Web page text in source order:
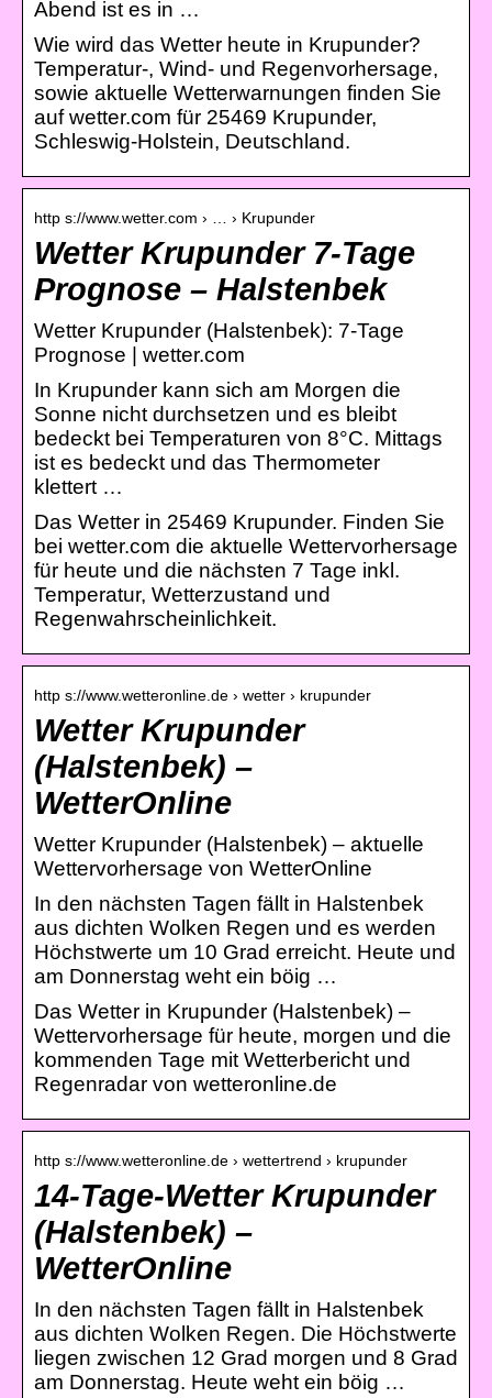
Abend ist es in …
Wie wird das Wetter heute in Krupunder?
Temperatur-, Wind- und Regenvorhersage,
sowie aktuelle Wetterwarnungen finden Sie
auf wetter.com für 25469 Krupunder,
Schleswig-Holstein, Deutschland.
http s://www.wetter.com › … › Krupunder
Wetter Krupunder 7-Tage
Prognose – Halstenbek
Wetter Krupunder (Halstenbek): 7-Tage
Prognose | wetter.com
In Krupunder kann sich am Morgen die
Sonne nicht durchsetzen und es bleibt
bedeckt bei Temperaturen von 8°C. Mittags
ist es bedeckt und das Thermometer
klettert …
Das Wetter in 25469 Krupunder. Finden Sie
bei wetter.com die aktuelle Wettervorhersage
für heute und die nächsten 7 Tage inkl.
Temperatur, Wetterzustand und
Regenwahrscheinlichkeit.
http s://www.wetteronline.de › wetter › krupunder
Wetter Krupunder
(Halstenbek) –
WetterOnline
Wetter Krupunder (Halstenbek) – aktuelle
Wettervorhersage von WetterOnline
In den nächsten Tagen fällt in Halstenbek
aus dichten Wolken Regen und es werden
Höchstwerte um 10 Grad erreicht. Heute und
am Donnerstag weht ein böig …
Das Wetter in Krupunder (Halstenbek) –
Wettervorhersage für heute, morgen und die
kommenden Tage mit Wetterbericht und
Regenradar von wetteronline.de
http s://www.wetteronline.de › wettertrend › krupunder
14-Tage-Wetter Krupunder
(Halstenbek) –
WetterOnline
In den nächsten Tagen fällt in Halstenbek
aus dichten Wolken Regen. Die Höchstwerte
liegen zwischen 12 Grad morgen und 8 Grad
am Donnerstag. Heute weht ein böig …